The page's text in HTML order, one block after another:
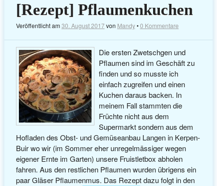
[Rezept] Pflaumenkuchen
Veröffentlicht am30. August 2017von Mandy•0 Kommentare
Die ersten Zwetschgen und
Pflaumen sind im Geschäft zu
finden und so musste ich
einfach zugreifen und einen
Kuchen daraus backen. In
meinem Fall stammten die
Früchte nicht aus dem
Supermarkt sondern aus dem
Hofladen des Obst- und Gemüseanbau Langen in Kerpen-
Buir wo wir (im Sommer eher unregelmässiger wegen
eigener Ernte im Garten) unsere Fruistletbox abholen
fahren. Aus den restlichen Pflaumen wurden übrigens ein
paar Gläser Pflaumenmus. Das Rezept dazu folgt in den